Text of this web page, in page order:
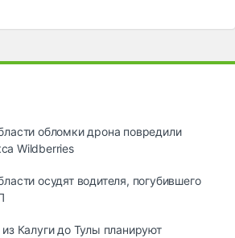
обломки дрона повредили
Wildberries
осудят водителя, погубившего
Калуги до Тулы планируют